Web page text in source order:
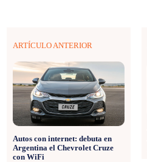
ARTÍCULO ANTERIOR
Autos con internet: debuta en
Argentina el Chevrolet Cruze
con WiFi